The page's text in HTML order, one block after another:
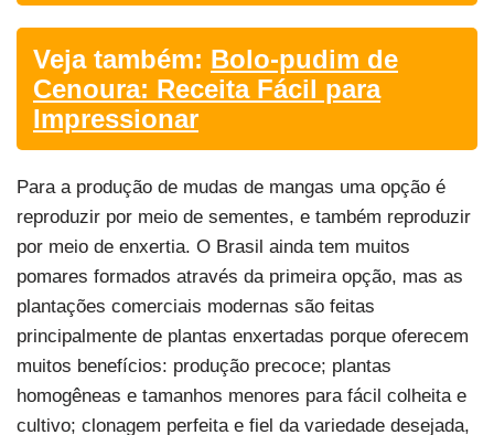
Veja também: Bolo-pudim de
Cenoura: Receita Fácil para
Impressionar
Para a produção de mudas de mangas uma opção é
reproduzir por meio de sementes, e também reproduzir
por meio de enxertia. O Brasil ainda tem muitos
pomares formados através da primeira opção, mas as
plantações comerciais modernas são feitas
principalmente de plantas enxertadas porque oferecem
muitos benefícios: produção precoce; plantas
homogêneas e tamanhos menores para fácil colheita e
cultivo; clonagem perfeita e fiel da variedade desejada,